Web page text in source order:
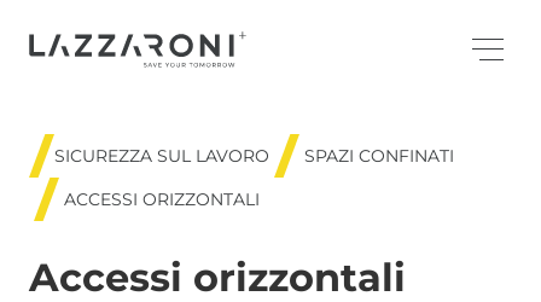
SICUREZZA SUL LAVORO
SPAZI CONFINATI
ACCESSI ORIZZONTALI
Accessi orizzontali